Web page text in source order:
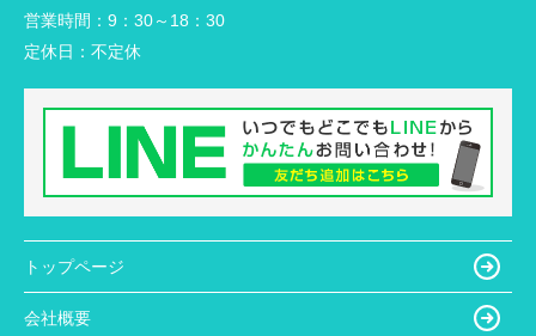
営業時間： 9：30～18：30
定休日： 不定休
トップページ
会社概要